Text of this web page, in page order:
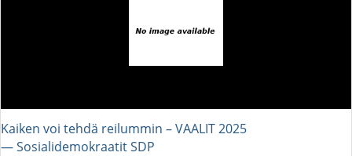
Kaiken voi tehdä reilummin – VAALIT 2025
― Sosialidemokraatit SDP